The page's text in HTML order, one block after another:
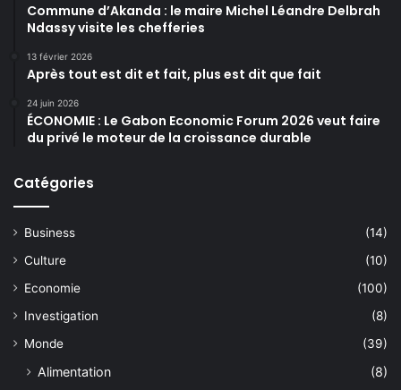
Commune d’Akanda : le maire Michel Léandre Delbrah
Ndassy visite les chefferies
13 février 2026
Après tout est dit et fait, plus est dit que fait
24 juin 2026
ÉCONOMIE : Le Gabon Economic Forum 2026 veut faire
du privé le moteur de la croissance durable
Catégories
Business
(14)
Culture
(10)
Economie
(100)
Investigation
(8)
Monde
(39)
Alimentation
(8)